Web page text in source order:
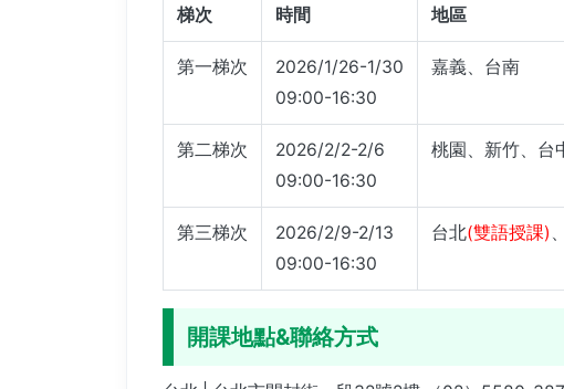
梯次
時間 地區
第一梯次
2026/1/26-1/30
09:00-16:30
嘉義、台南
第二梯次
2026/2/2-2/6
09:00-16:30
桃園、新竹、台
第三梯次
2026/2/9-2/13
09:00-16:30
台北(雙語授課)
開課地點&聯絡方式